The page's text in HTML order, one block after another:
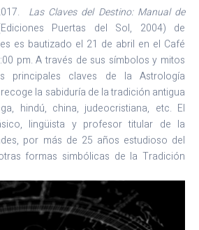
Las Claves del Destino: Manual de
Puertas del Sol, 2004) de
es bautizado el 21 de abril en el Café
pm. A través de sus símbolos y mitos
principales claves de la Astrología
la sabiduría de la tradición antigua
hindú, china, judeocristiana, etc. El
lingüista y profesor titular de la
por más de 25 años estudioso del
formas simbólicas de la Tradición